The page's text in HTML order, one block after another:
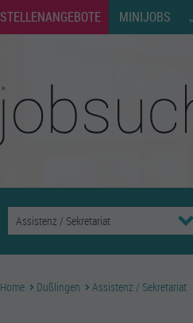
STELLENANGEBOTE MINIJOBS
Home Dußlingen Assistenz / Sekretariat